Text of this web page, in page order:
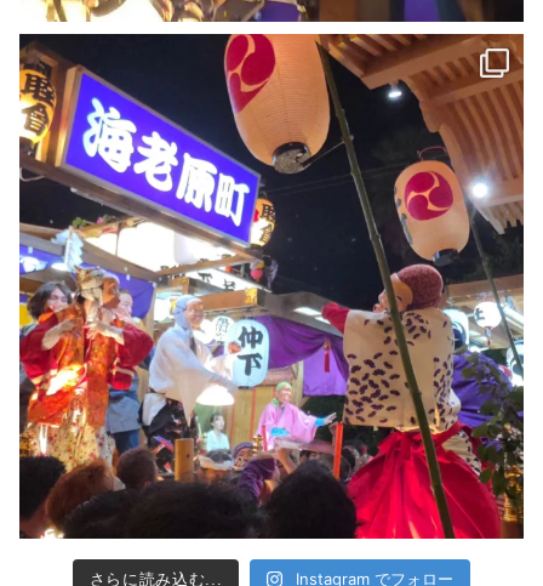
さらに読み込む... Instagram でフォロー